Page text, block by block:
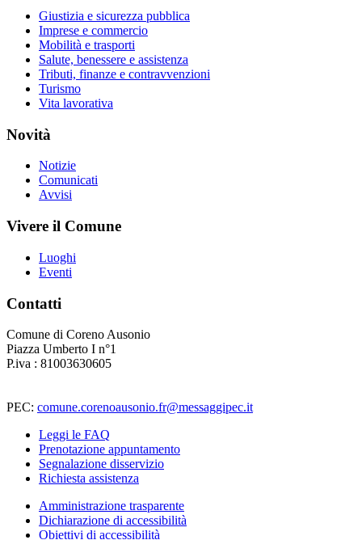
Giustizia e sicurezza pubblica
Imprese e commercio
Mobilità e trasporti
Salute, benessere e assistenza
Tributi, finanze e contravvenzioni
Turismo
Vita lavorativa
Novità
Notizie
Comunicati
Avvisi
Vivere il Comune
Luoghi
Eventi
Contatti
Comune di Coreno Ausonio
Piazza Umberto I n°1
P.iva : 81003630605
PEC: comune.corenoausonio.fr@messaggipec.it
Leggi le FAQ
Prenotazione appuntamento
Segnalazione disservizio
Richiesta assistenza
Amministrazione trasparente
Dichiarazione di accessibilità
Obiettivi di accessibilità